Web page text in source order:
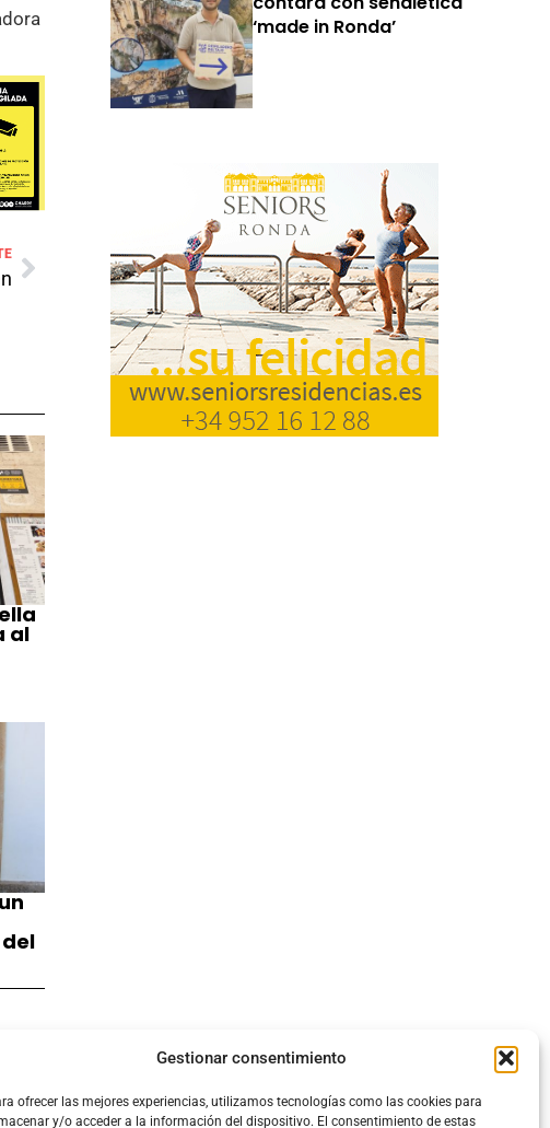
Gestionar consentimiento
ofrecer las mejores experiencias, utilizamos tecnologías como las cookies para
y/o acceder a la información del dispositivo. El consentimiento de estas
al
‘made in Ronda’